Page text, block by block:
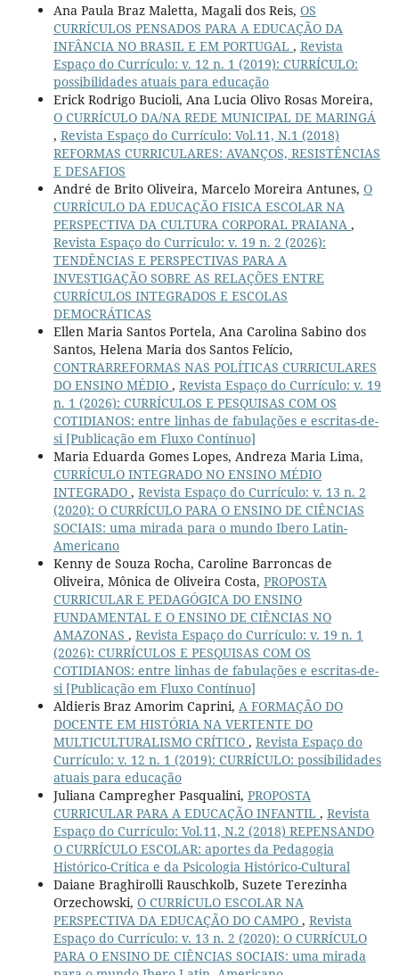
Ana Paula Braz Maletta, Magali dos Reis, OS
CURRÍCULOS PENSADOS PARA A EDUCAÇÃO DA
INFÂNCIA NO BRASIL E EM PORTUGAL , Revista
Espaço do Currículo: v. 12 n. 1 (2019): CURRÍCULO:
possibilidades atuais para educação
Erick Rodrigo Bucioli, Ana Lucia Olivo Rosas Moreira,
O CURRÍCULO DA/NA REDE MUNICIPAL DE MARINGÁ
, Revista Espaço do Currículo: Vol.11, N.1 (2018)
REFORMAS CURRICULARES: AVANÇOS, RESISTÊNCIAS
E DESAFIOS
André de Brito Oliveira, Marcelo Moreira Antunes, O
CURRÍCULO DA EDUCAÇÃO FISICA ESCOLAR NA
PERSPECTIVA DA CULTURA CORPORAL PRAIANA ,
Revista Espaço do Currículo: v. 19 n. 2 (2026):
TENDÊNCIAS E PERSPECTIVAS PARA A
INVESTIGAÇÃO SOBRE AS RELAÇÕES ENTRE
CURRÍCULOS INTEGRADOS E ESCOLAS
DEMOCRÁTICAS
Ellen Maria Santos Portela, Ana Carolina Sabino dos
Santos, Helena Maria dos Santos Felício,
CONTRARREFORMAS NAS POLÍTICAS CURRICULARES
DO ENSINO MÉDIO , Revista Espaço do Currículo: v. 19
n. 1 (2026): CURRÍCULOS E PESQUISAS COM OS
COTIDIANOS: entre linhas de fabulações e escritas-de-
si [Publicação em Fluxo Contínuo]
Maria Eduarda Gomes Lopes, Andreza Maria Lima,
CURRÍCULO INTEGRADO NO ENSINO MÉDIO
INTEGRADO , Revista Espaço do Currículo: v. 13 n. 2
(2020): O CURRÍCULO PARA O ENSINO DE CIÊNCIAS
SOCIAIS: uma mirada para o mundo Ibero Latin-
Americano
Kenny de Souza Rocha, Caroline Barroncas de
Oliveira, Mônica de Oliveira Costa, PROPOSTA
CURRICULAR E PEDAGÓGICA DO ENSINO
FUNDAMENTAL E O ENSINO DE CIÊNCIAS NO
AMAZONAS , Revista Espaço do Currículo: v. 19 n. 1
(2026): CURRÍCULOS E PESQUISAS COM OS
COTIDIANOS: entre linhas de fabulações e escritas-de-
si [Publicação em Fluxo Contínuo]
Aldieris Braz Amorim Caprini, A FORMAÇÃO DO
DOCENTE EM HISTÓRIA NA VERTENTE DO
MULTICULTURALISMO CRÍTICO , Revista Espaço do
Currículo: v. 12 n. 1 (2019): CURRÍCULO: possibilidades
atuais para educação
Juliana Campregher Pasqualini, PROPOSTA
CURRICULAR PARA A EDUCAÇÃO INFANTIL , Revista
Espaço do Currículo: Vol.11, N.2 (2018) REPENSANDO
O CURRÍCULO ESCOLAR: aportes da Pedagogia
Histórico-Crítica e da Psicologia Histórico-Cultural
Daiane Braghirolli Rauschkolb, Suzete Terezinha
Orzechowski, O CURRÍCULO ESCOLAR NA
PERSPECTIVA DA EDUCAÇÃO DO CAMPO , Revista
Espaço do Currículo: v. 13 n. 2 (2020): O CURRÍCULO
PARA O ENSINO DE CIÊNCIAS SOCIAIS: uma mirada